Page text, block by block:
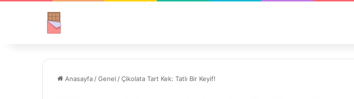
Anasayfa /Genel /Çikolata Tart Kek: Tatlı Bir Keyif!